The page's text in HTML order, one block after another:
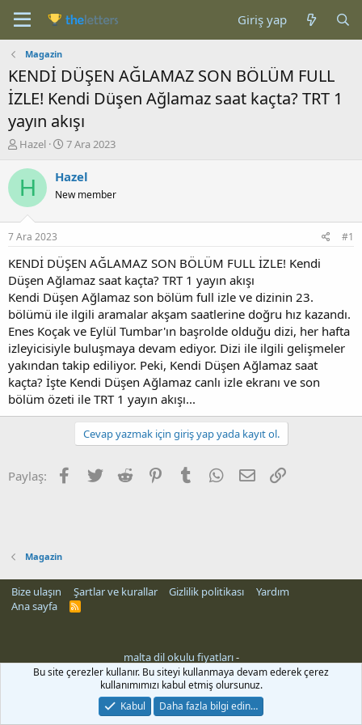
Giriş yap
Magazin
KENDİ DÜŞEN AĞLAMAZ SON BÖLÜM FULL
İZLE! Kendi Düşen Ağlamaz saat kaçta? TRT 1
yayın akışı
K
n
b
u
u
b
a
ş
l
a
t
a
n
Hazel
B
ş
a
ç
t
a
r
i
h
i
7 Ara 2023
H Hazel
New member
7 Ara 2023 #1
KENDİ DÜŞEN AĞLAMAZ SON BÖLÜM FULL İZLE! Kendi
Düşen Ağlamaz saat kaçta? TRT 1 yayın akışı
Kendi Düşen Ağlamaz son bölüm full izle ve dizinin 23.
bölümü ile ilgili aramalar akşam saatlerine doğru hız kazandı.
Enes Koçak ve Eylül Tumbar'ın başrolde olduğu dizi, her hafta
izleyicisiyle buluşmaya devam ediyor. Dizi ile ilgili gelişmeler
yakından takip ediliyor. Peki, Kendi Düşen Ağlamaz saat
kaçta? İşte Kendi Düşen Ağlamaz canlı izle ekranı ve son
bölüm özeti ile TRT 1 yayın akışı...
Cevap yazmak için giriş yap yada kayıt ol.
Paylaş: Facebook
Twitter Reddit PinterestTumblr WhatsApp
E-posta
Magazin
Bize ulaşın Şartlar ve kurallar Gizlilik politikası
Yardım
Ana sayfa
R
malta dil okulu fiyatları-
Bu site çerezler kullanır. Bu siteyi kullanmaya devam ederek çerez
kullanımımızı kabul etmiş olursunuz.
Kabul
Daha fazla bilgi edin…